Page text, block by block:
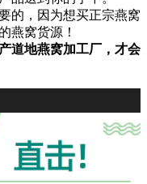
的，因为想买正宗燕窝
燕窝货源！
道地燕窝加工厂，才会